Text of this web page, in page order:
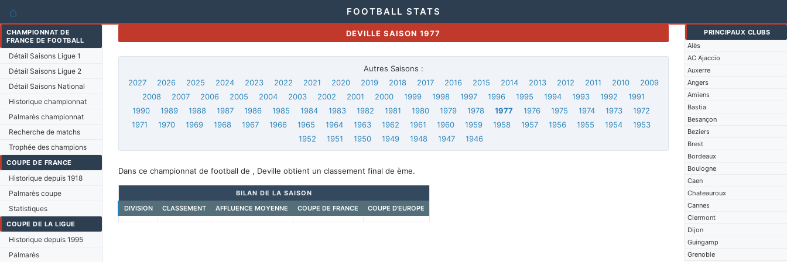
⌂ FOOTBALL STATS
CHAMPIONNAT DE
FRANCE DE FOOTBALL
Détail Saisons Ligue 1
Détail Saisons Ligue 2
Détail Saisons National
Historique championnat
Palmarès championnat
Recherche de matchs
Trophée des champions
COUPE DE FRANCE
Historique depuis 1918
Palmarès coupe
Statistiques
COUPE DE LA LIGUE
Historique depuis 1995
Palmarès
PRINCIPAUX CLUBS
Alès
AC Ajaccio
Auxerre
Angers
Amiens
Bastia
Besançon
Beziers
Brest
Bordeaux
Boulogne
Caen
Chateauroux
Cannes
Clermont
Dijon
Guingamp
Grenoble
DEVILLE SAISON 1977
Autres Saisons :
2027
2026 2025 2024 2023 2022 2021 2020 2019 2018 2017 2016 2015 2014 2013 2012 2011 2010
2009
2008
2007 2006 2005 2004 2003 2002 2001 2000 1999 1998 1997 1996 1995 1994 1993 1992
1991
1990
1989 1988 1987 1986 1985 1984 1983 1982 1981 1980 1979 1978 1977 1976 1975 1974 1973
1972
1971
1970 1969 1968 1967 1966 1965 1964 1963 1962 1961 1960 1959 1958 1957 1956 1955 1954
1953
1952
1951 1950 1949 1948 1947 1946
Dans ce championnat de football de , Deville obtient un classement final de ème.
BILAN DE LA SAISON
DIVISION
CLASSEMENT AFFLUENCE MOYENNE COUPE DE FRANCE COUPE D'EUROPE